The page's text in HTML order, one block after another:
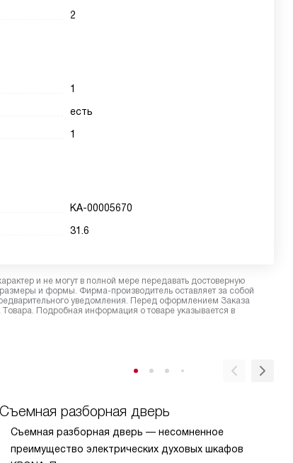
2
1
есть
1
КА-00005670
31.6
и не могут в полной мере передавать достоверную
и формы. Фирма-производитель оставляет за собой
уведомления. Перед оформлением Заказа
Товара. Подробная информация о товаре указывается в
Съемная разборная дверь
Съемная разборная дверь — несомненное
преимущество электрических духовых шкафов